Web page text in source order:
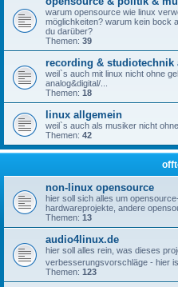
warum opensource wie linux
möglichkeiten? warum kein bock
du darüber?
Themen: 39
recording & studiotechnik
weil`s auch mit linux nicht ohne
analog&digital/...
Themen: 18
linux allgemein
weil`s auch als musiker nicht
Themen: 42
non-linux opensource
hier soll sich alles um
hardwareprojekte, andere
Themen: 13
audio4linux.de
hier soll alles rein, was dieses
verbesserungsvorschläge - hier
Themen: 123